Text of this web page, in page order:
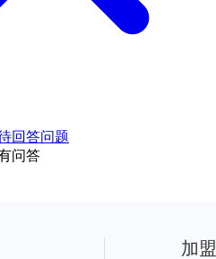
回答问题
问答
加